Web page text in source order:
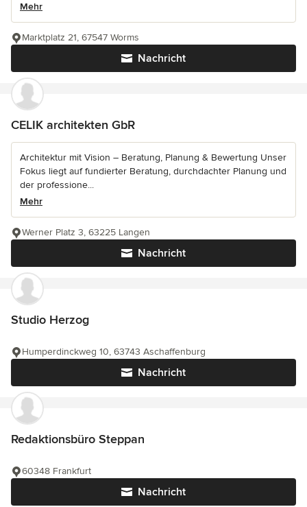
Mehr
Nachricht
Marktplatz 21, 67547 Worms
CELIK architekten GbR
Architektur mit Vision – Beratung, Planung & Bewertung Unser
Fokus liegt auf fundierter Beratung, durchdachter Planung und
der professione...
Mehr
Nachricht
Werner Platz 3, 63225 Langen
Studio Herzog
Nachricht
Humperdinckweg 10, 63743 Aschaffenburg
Redaktionsbüro Steppan
Nachricht
60348 Frankfurt